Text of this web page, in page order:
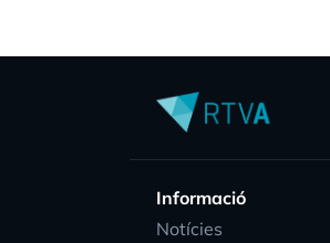
Informació
Notícies